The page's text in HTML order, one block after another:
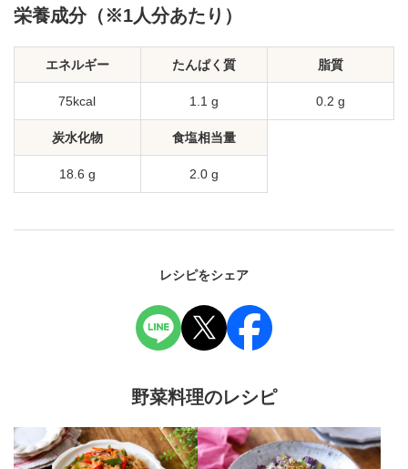
栄養成分（※1人分あたり）
エネルギー
75kcal
たんぱく質
1.1 g
脂質
0.2 g
炭水化物
18.6 g
食塩相当量
2.0 g
レシピをシェア
野菜料理のレシピ